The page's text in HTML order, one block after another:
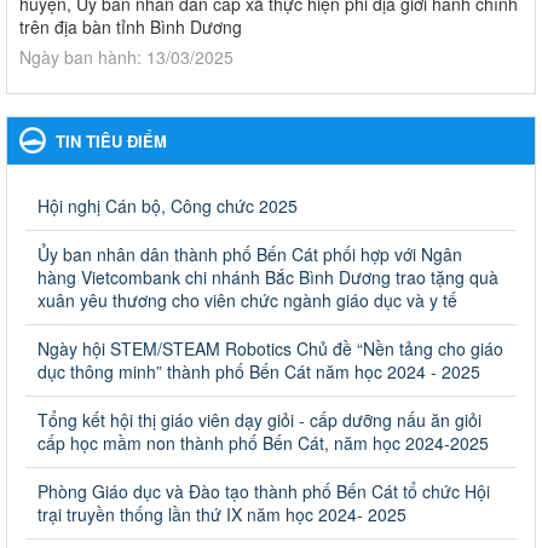
trên địa bàn tỉnh Bình Dương
Ngày ban hành: 13/03/2025
Kế hoạch Phổ biến, giáo dục pháp luật năm 2025 của ngành
Giáo dục và Đào tạo thành phố Bến Cát
Kế hoạch Phổ biến, giáo dục pháp luật năm 2025 của ngành
Ngày ban hành: 28/02/2025
Quyết định công bố thủ tục hành chính bị bãi bỏ trong lĩnh
vực giáo dục đào tạo thuộc hệ giáo dục quốc dân và cơ sở
giáo dục khác thuộc thẩm quyền giải quyết của Sở Giáo dục
và Đào tạo, Ủy ban nhân dân cấp huyện
Quyết định công bố thủ tục hành chính bị bãi bỏ trong lĩnh vực
giáo dục đào tạo thuộc hệ giáo dục quốc dân và cơ sở giáo dục
khác thuộc thẩm quyền giải quyết của Sở Giáo dục và Đào tạo,
Ủy ban nhân dân cấp huyện
Ngày ban hành: 30/09/2024
Hướng dẫn thực hiện nhiệm vụ giáo dục tiểu học năm học
2024-2025
TIN TIÊU ĐIỂM
Hội nghị Cán bộ, Công chức 2025
Ủy ban nhân dân thành phố Bến Cát phối hợp với Ngân
hàng Vietcombank chi nhánh Bắc Bình Dương trao tặng quà
xuân yêu thương cho viên chức ngành giáo dục và y tế
Ngày hội STEM/STEAM Robotics Chủ đề “Nền tảng cho giáo
dục thông minh” thành phố Bến Cát năm học 2024 - 2025
Tổng kết hội thị giáo viên dạy giỏi - cấp dưỡng nấu ăn giỏi
cấp học mầm non thành phố Bến Cát, năm học 2024-2025
Phòng Giáo dục và Đào tạo thành phố Bến Cát tổ chức Hội
trại truyền thống lần thứ IX năm học 2024- 2025